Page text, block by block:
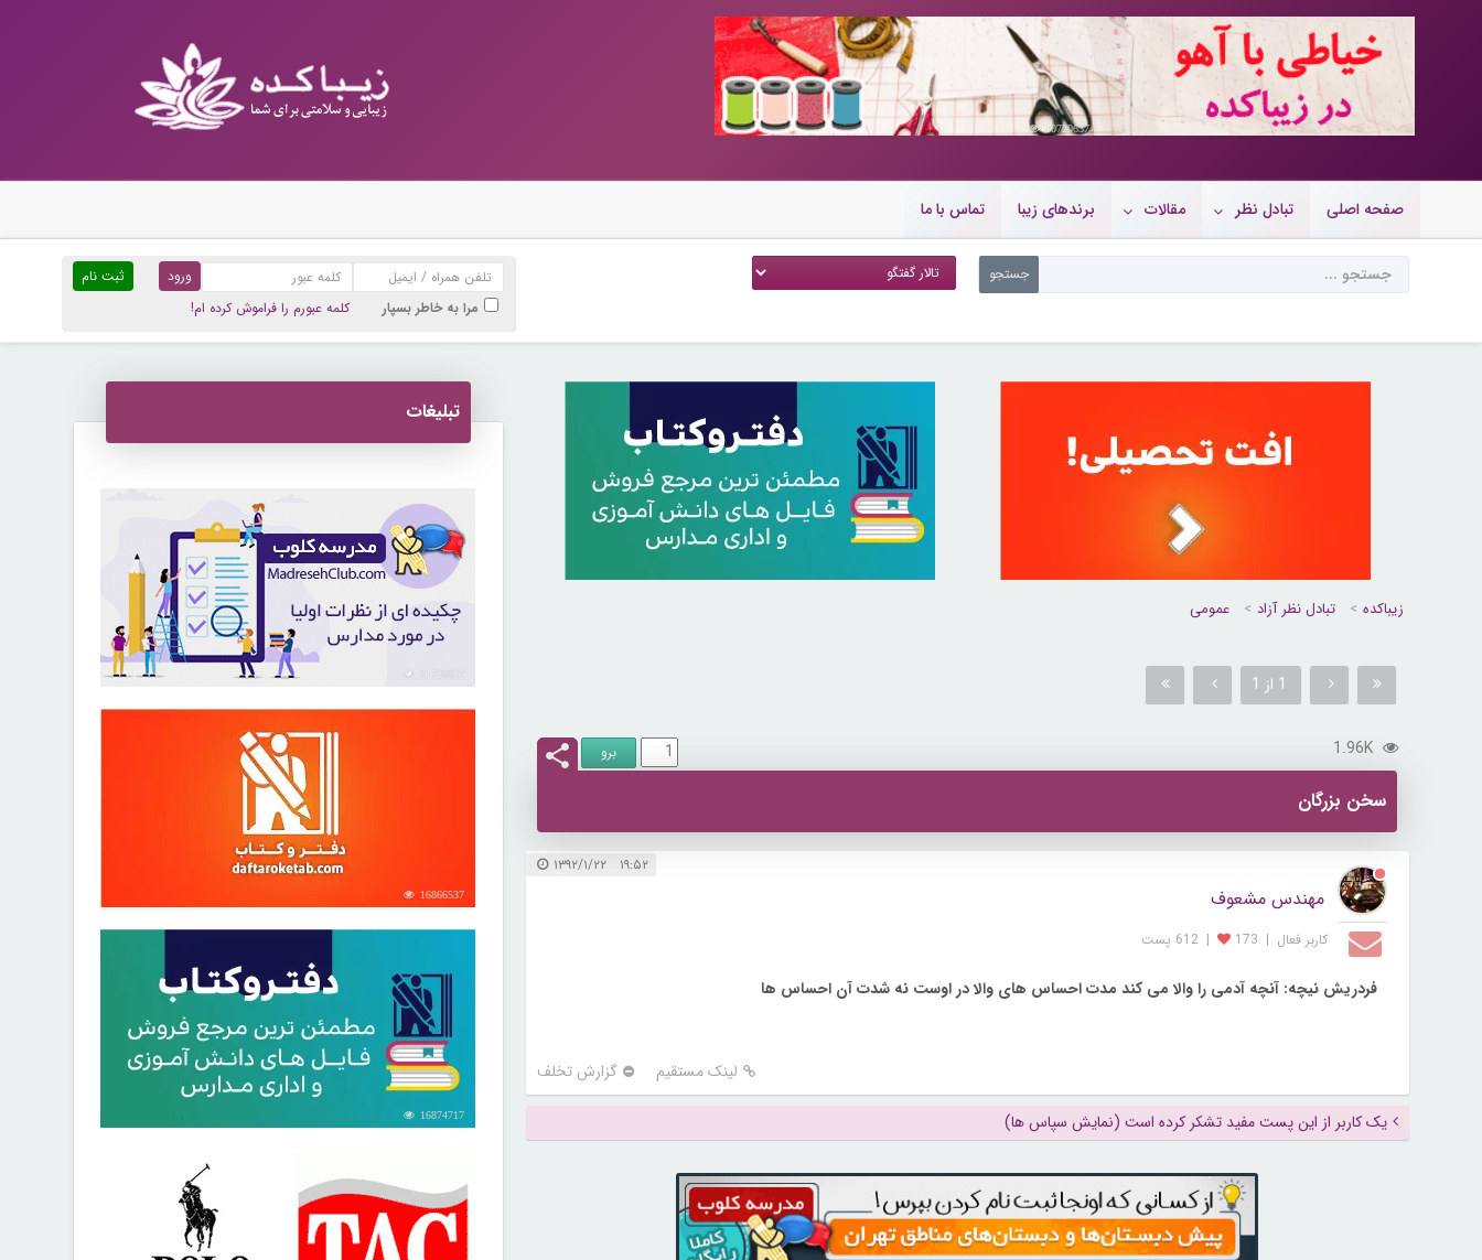
10720637
صفحه اصلی تبادل نظر مقالات برندهای زیبا تماس با ما
ثبت نام
مرا به خاطر بسپار
کلمه عبورم را فراموش کرده ام!
زیباکده تبادل نظر آزاد عمومی
1 از 1
1.96K
سخن بزرگان
۱۹:۵۲ ۱۳۹۲/۱/۲۲
مهندس مشعوف
کاربر فعال |
173
| 612 پست
فردریش نیچه: آنچه آدمی را والا می کند مدت احساس های والا در اوست نه شدت آن احساس ها
لینک مستقیم گزارش تخلف
یک کاربر از این پست مفید تشکر کرده است (نمایش سپاس ها)
تبلیغات
16866537
16874717